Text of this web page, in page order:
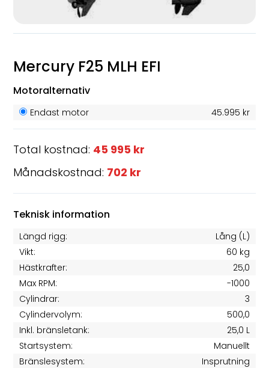
Mercury F25 MLH EFI
Motoralternativ
Endast motor 45.995 kr
Total kostnad: 45 995 kr
Månadskostnad: 702 kr
Teknisk information
Längd rigg:
Lång (L)
Vikt:
60 kg
Hästkrafter:
25,0
Max RPM:
-1000
Cylindrar:
3
Cylindervolym:
500,0
Inkl. bränsletank:
25,0 L
Startsystem:
Manuellt
Bränslesystem:
Insprutning